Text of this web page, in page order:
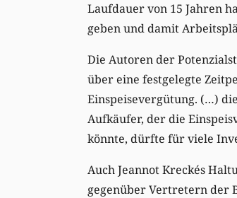
Laufdauer von 15 Jahren
geben und damit
Die Autoren der
über eine festgelegte
Einspeisevergütung. (…)
Aufkäufer, der die
könnte, dürfte für viele
Auch Jeannot Kreckés
gegenüber Vertretern der